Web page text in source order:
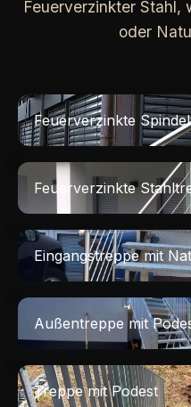
Feuerverzinkter
oder
Feuerverzinkte
Feuerverzinkte
Eingangstreppe mit
Außentreppe mit
Treppe mit Podest